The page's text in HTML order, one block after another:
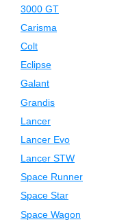
3000 GT
Carisma
Colt
Eclipse
Galant
Grandis
Lancer
Lancer Evo
Lancer STW
Space Runner
Space Star
Space Wagon